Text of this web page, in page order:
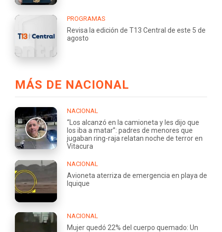
PROGRAMAS
Revisa la edición de T13 Central de este 5 de
agosto
MÁS DE NACIONAL
NACIONAL
“Los alcanzó en la camioneta y les dijo que
los iba a matar”: padres de menores que
jugaban ring-raja relatan noche de terror en
Vitacura
NACIONAL
Avioneta aterriza de emergencia en playa de
Iquique
NACIONAL
Mujer quedó 22% del cuerpo quemado: Un